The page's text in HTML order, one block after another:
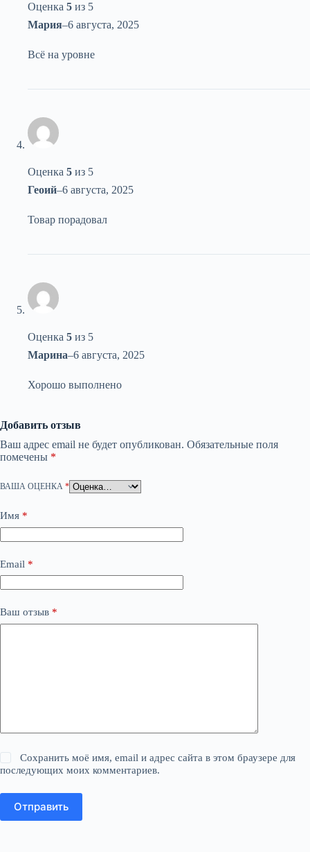
Оценка 5 из 5
Мария–6 августа, 2025
Всё на уровне
Оценка 5 из 5
Геоий–6 августа, 2025
Товар порадовал
Оценка 5 из 5
Марина–6 августа, 2025
Хорошо выполнено
Добавить отзыв
Ваш адрес email не будет опубликован. Обязательные поля
помечены *
ВАША ОЦЕНКА *
Имя *
Email *
Ваш отзыв *
Сохранить моё имя, email и адрес сайта в этом браузере для
последующих моих комментариев.
Отправить